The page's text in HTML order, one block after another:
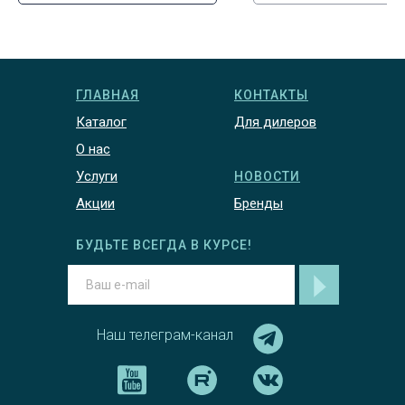
ГЛАВНАЯ
Каталог
О нас
Услуги
Акции
КОНТАКТЫ
Для дилеров
НОВОСТИ
Бренды
Наш телеграм-канал
БУДЬТЕ ВСЕГДА В КУРСЕ!